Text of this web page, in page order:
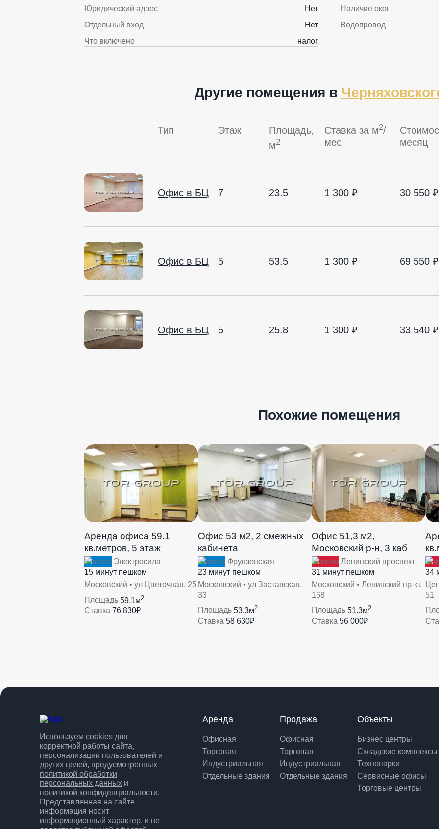
Юридический адрес
Нет
Отдельный вход
Нет
Что включено
налог
Наличие окон
Водопровод
Другие помещения в
Тип Этаж
Площадь,
м2
Ставка за м2/
мес
месяц
Офис в БЦ 7 23.5 1 300 ₽ 30 550 ₽
Офис в БЦ 5 53.5 1 300 ₽ 69 550 ₽
Офис в БЦ 5 25.8 1 300 ₽ 33 540 ₽
Похожие помещения
Аренда офиса 59.1
кв.метров, 5 этаж
Электросила
15 минут пешком
Московский • ул Цветочная, 25
Площадь 59.1м2
Ставка 76 830₽
Офис 53 м2, 2 смежных
кабинета
Фрунзенская
23 минут пешком
Московский • ул Заставская,
33
Площадь 53.3м2
Ставка 58 630₽
Офис 51,3 м2,
Московский р-н, 3 каб
Ленинский проспект
31 минут пешком
Московский • Ленинский пр-кт,
168
Площадь 51.3м2
Ставка 56 000₽
34
51
Используем cookies для
корректной работы сайта,
персонализации пользователей и
других целей, предусмотренных
политикой обработки
персональных данных и
политикой конфиденциальности.
Представленная на сайте
информация носит
информационный характер, и не
Аренда
Офисная
Торговая
Индустриальная
Отдельные здания
Продажа
Офисная
Торговая
Индустриальная
Отдельные здания
Объекты
Бизнес центры
Складские комплексы
Технопарки
Сервисные офисы
Торговые центры